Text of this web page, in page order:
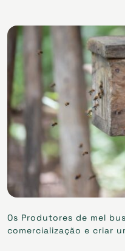
Os Produtores de mel
comercialização e criar